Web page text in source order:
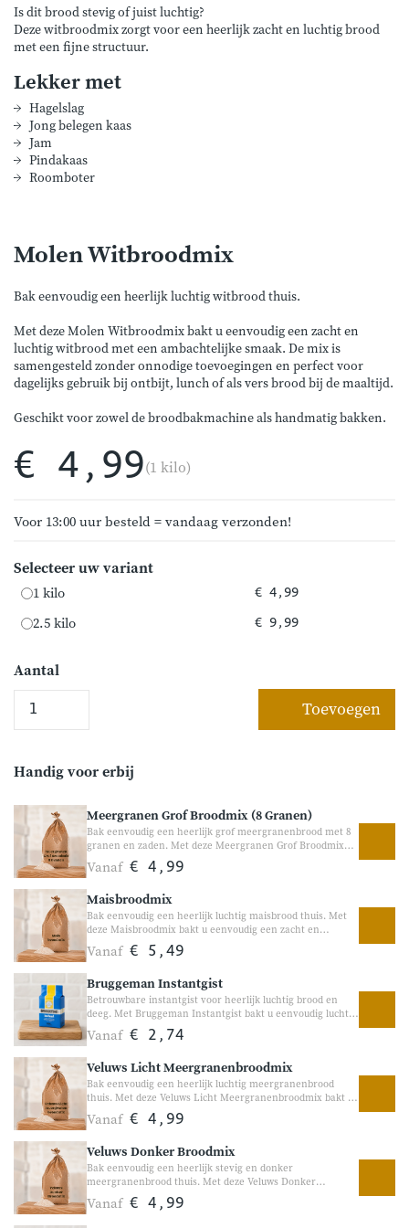
Is dit brood stevig of juist luchtig?
Deze witbroodmix zorgt voor een heerlijk zacht en luchtig brood
met een fijne structuur.
Lekker met
Hagelslag
Jong belegen kaas
Jam
Pindakaas
Roomboter
Molen Witbroodmix
Bak eenvoudig een heerlijk luchtig witbrood thuis.
Met deze Molen Witbroodmix bakt u eenvoudig een zacht en
luchtig witbrood met een ambachtelijke smaak. De mix is
samengesteld zonder onnodige toevoegingen en perfect voor
dagelijks gebruik bij ontbijt, lunch of als vers brood bij de maaltijd.
Geschikt voor zowel de broodbakmachine als handmatig bakken.
€ 4,99(1 kilo)
Voor 13:00 uur besteld = vandaag verzonden!
Selecteer uw variant
1 kilo € 4,99
2.5 kilo € 9,99
Aantal
Toevoegen
Handig voor erbij
Meergranen Grof Broodmix (8 Granen)
Bak eenvoudig een heerlijk grof meergranenbrood met 8
granen en zaden. Met deze Meergranen Grof Broodmix
bakt u eenvoudig een stevig en smaakvol brood met
verschillende granen, lijnzaad en zonnebloempitten. De
zonder onnodige toevoegingen. Perfect voor liefhebbers
van ambachtelijk en voedzaam brood. Geschikt voor zowel
de broodbakmachine als handmatig bakken.
Vanaf € 4,99
Maisbroodmix
Bak eenvoudig een heerlijk luchtig maisbrood thuis. Met
deze Maisbroodmix bakt u eenvoudig een zacht en
smaakvol brood met een herkenbare gele maiskleur. Door
de toevoeging van mais en zonnebloempitten krijgt het
ontbijt, lunch of bij een kom soep. Geschikt voor zowel de
broodbakmachine als handmatig bakken.
Vanaf € 5,49
Bruggeman Instantgist
Betrouwbare instantgist voor heerlijk luchtig brood en
deeg. Met Bruggeman Instantgist bakt u eenvoudig luchtig
brood, pizza’s en andere deegrecepten. Deze fijne
korrelgist zorgt voor een goede rijzing en helpt bij het
voor zowel de broodbakmachine als handmatig bakken.
Vanaf € 2,74
Veluws Licht Meergranenbroodmix
Bak eenvoudig een heerlijk luchtig meergranenbrood
thuis. Met deze Veluws Licht Meergranenbroodmix bakt u
eenvoudig een zacht en smaakvol brood met verschillende
granen en een ambachtelijk karakter. De combinatie van
luchtig brood dat perfect past bij ontbijt, lunch of brunch.
Geschikt voor zowel de broodbakmachine als handmatig
bakken.
Vanaf € 4,99
Veluws Donker Broodmix
Bak eenvoudig een heerlijk stevig en donker
meergranenbrood thuis. Met deze Veluws Donker
Broodmix bakt u eenvoudig een rijk gevuld brood met
granen, pitten, zaden en walnoten. De combinatie van
Vanaf € 4,99